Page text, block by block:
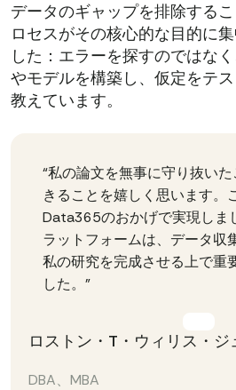
データのギャップを排除する
ロセスがその核心的な目的に
した：エラーを探すのではな
やモデルを構築し、仮定をテ
教えています。
“私の論文を無事に守り抜い
きることを嬉しく思います。
Data365のおかげで実現しま
ラットフォームは、データ収
私の研究を完成させる上で重
した。”
ロストン・T・ウィリス・ジ
DBA、MBA